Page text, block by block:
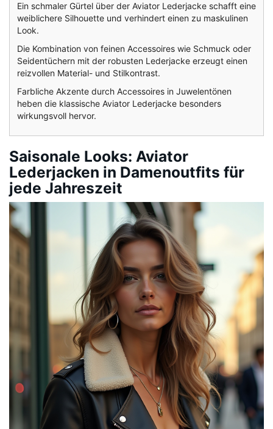
Ein schmaler Gürtel über der Aviator Lederjacke schafft eine
weiblichere Silhouette und verhindert einen zu maskulinen
Look.
Die Kombination von feinen Accessoires wie Schmuck oder
Seidentüchern mit der robusten Lederjacke erzeugt einen
reizvollen Material- und Stilkontrast.
Farbliche Akzente durch Accessoires in Juwelentönen
heben die klassische Aviator Lederjacke besonders
wirkungsvoll hervor.
Saisonale Looks: Aviator
Lederjacken in Damenoutfits für
jede Jahreszeit